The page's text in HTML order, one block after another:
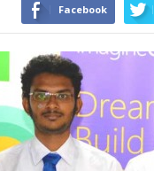
Facebook